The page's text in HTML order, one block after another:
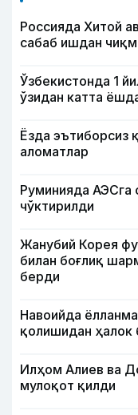
Россияда Хитой
сабаб ишдан
Ўзбекистонда 1
ўзидан катта
Ёзда эътиборсиз
аломатлар
Руминияда АЭСга
чўктирилди
Жанубий Корея
билан боғлиқ
берди
Навоийда
қолишидан ҳалок
Илҳом Алиев ва
мулоқот қилди